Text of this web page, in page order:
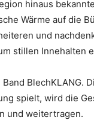
hinaus
Wärme auf die
und
stillen Innehalten
BlechKLANG.
spielt, wird die
und weitertragen.